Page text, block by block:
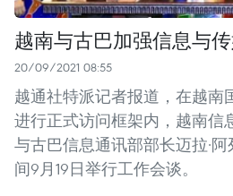
越南与古巴加强信息与
20/09/2021 08:55
越通社特派记者报道，在越南
进行正式访问框架内，越南信
与古巴信息通讯部部长迈拉·
间9月19日举行工作会谈。